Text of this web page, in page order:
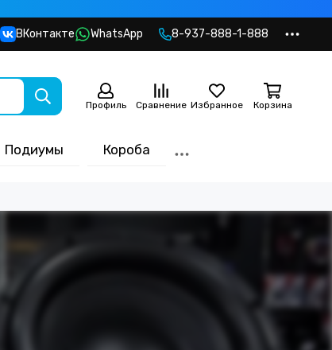
ВКонтакте WhatsApp 8-937-888-1-888
Профиль Сравнение Избранное Корзина
Подиумы Короба